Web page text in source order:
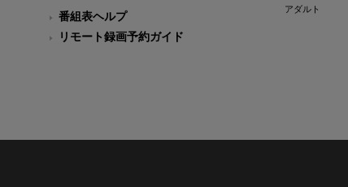
番組表ヘルプ
リモート録画予約ガイド
アダルト